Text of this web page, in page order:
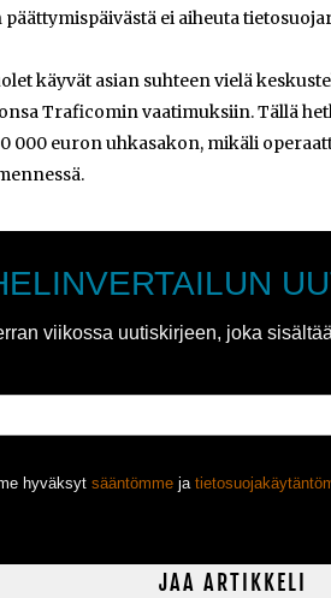
ei aiheuta
käyvät asian suhteen vielä
Traficomin vaatimuksiin. Tällä
000 euron uhkasakon, mikäli
viikossa uutiskirjeen, joka
hyväksyt sääntömme ja
JAA ARTIKKELI